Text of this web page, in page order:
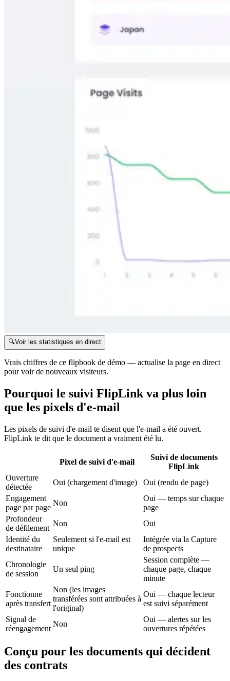
🔍Voir les statistiques en direct
Vrais chiffres de ce flipbook de démo — actualise la page en direct
pour voir de nouveaux visiteurs.
Pourquoi le suivi FlipLink va plus loin
que les pixels d'e-mail
Les pixels de suivi d'e-mail te disent que l'e-mail a été ouvert.
FlipLink te dit que le document a vraiment été lu.
Pixel de suivi d'e-mail
Suivi de documents
FlipLink
Ouverture
détectée
Oui (chargement d'image)
Oui (rendu de page)
Engagement
page par page
Non
Oui — temps sur chaque
page
Profondeur
de défilement
Non
Oui
Identité du
destinataire
Seulement si l'e-mail est
unique
Intégrée via la Capture
de prospects
Chronologie
de session
Un seul ping
Session complète —
chaque page, chaque
minute
Fonctionne
après transfert
Non (les images
transférées sont attribuées à
l'original)
Oui — chaque lecteur
est suivi séparément
Signal de
réengagement
Non
Oui — alertes sur les
ouvertures répétées
Conçu pour les documents qui décident
des contrats